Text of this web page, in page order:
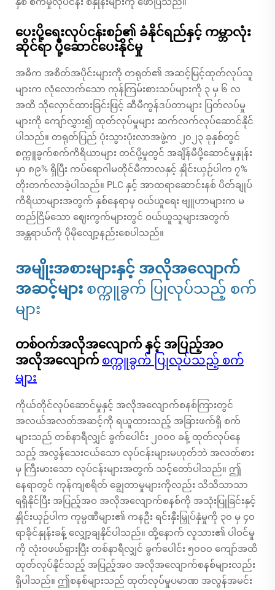
ပေးပို့ရေးလုပ်ငန်းစဉ်၏ ခံနိုင်ရည်နှင့် ကမ္ဘာလုံး
ဆိုင်ရာ ပို့ဆောင်ပေးနိုင်မှု
အဓိက အစိတ်အပိုင်းများကို တရုတ်၏ အဆင့်မြင့်ထုတ်လုပ်သူ
များက လုံလောက်သော ကုန်ကြမ်းစားသပ်များကို ၃ မှ ၆ လ
အထိ သိုလှောင်ထားခြင်းဖြင့် ဆီမီကွန်ဒပ်တာများ ပြတ်လပ်မှု
များကို ကျော်လွှား၍ ထုတ်လုပ်မှုများ ဆက်လက်လုပ်ဆောင်နိုင်
ပါသည်။ တရုတ်ပြည် ပုံးသွားပုံးလာအဖွဲ့က ၂၀၂၃ ခုနှစ်တွင်
စက္ကူခွက်စက်ကိရိယာများ တင်ပို့မှုတွင် အချိန်မီပို့ဆောင်မှုနှုန်း
မှာ ၈၉% ရှိပြီး ကပ်ရောဂါမတိုင်မီကာလနှင့် နှိုင်းယှဉ်ပါက ၇%
တိုးတက်လာခဲ့ပါသည်။ PLC နှင့် အာထရာဆောင်းနစ် ပိတ်ချုပ်
ကိရိယာများအတွက် နှစ်နေရာမှ ဝယ်ယူရေး ဗျူဟာများက မ
တည်ငြိမ်သော ဈေးကွက်များတွင် ဝယ်ယူသူများအတွက်
အန္တရာယ်ကို ပိုမိုလျော့နည်းစေပါသည်။
အမျိုးအစားများနှင့် အလိုအလျောက်
အဆင့်များ စက္ကူခွက် ပြုလုပ်သည့် စက်
များ
တစ်ဝက်အလိုအလျောက် နှင့် အပြည့်အဝ
အလိုအလျောက် စက္ကူခွက် ပြုလုပ်သည့် စက်
များ
ကိုယ်တိုင်လုပ်ဆောင်မှုနှင့် အလိုအလျောက်စနစ်ကြားတွင်
အလယ်အလတ်အဆင့်ကို ရယူထားသည့် အခြားဖက်ရှိ စက်
များသည် တစ်နာရီလျှင် ခွက်ပေါင်း ၂၀၀၀ ခန့် ထုတ်လုပ်နေ
သည့် အလွန်သေးငယ်သော လုပ်ငန်းများမဟုတ်ဘဲ အလတ်စား
မှ ကြီးမားသော လုပ်ငန်းများအတွက် သင့်တော်ပါသည်။ ဤ
နေရာတွင် ကုန်ကျစရိတ် ချွေတာမှုများကိုလည်း သိသိသာသာ
ရရှိနိုင်ပြီး အပြည့်အဝ အလိုအလျောက်စနစ်ကို အသုံးပြုခြင်းနှင့်
နှိုင်းယှဉ်ပါက ကုမ္ပဏီများ၏ ကနဦး ရင်းနှီးမြှုပ်နှံမှုကို ၃၀ မှ ၄၀
ရာခိုင်နှုန်းခန့် လျှော့ချနိုင်ပါသည်။ ထို့နောက် လူသား၏ ပါဝင်မှု
ကို လုံးဝဖယ်ရှားပြီး တစ်နာရီလျှင် ခွက်ပေါင်း ၅၀၀၀ ကျော်အထိ
ထုတ်လုပ်နိုင်သည့် အပြည့်အဝ အလိုအလျောက်စနစ်များလည်း
ရှိပါသည်။ ဤစနစ်များသည် ထုတ်လုပ်မှုပမာဏ အလွန်အမင်း